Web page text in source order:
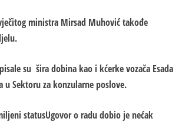
ministra Mirsad Muhović takođe
su šira dobina kao i kćerke vozača Esada
u Sektoru za konzularne poslove.
statusUgovor o radu dobio je nećak